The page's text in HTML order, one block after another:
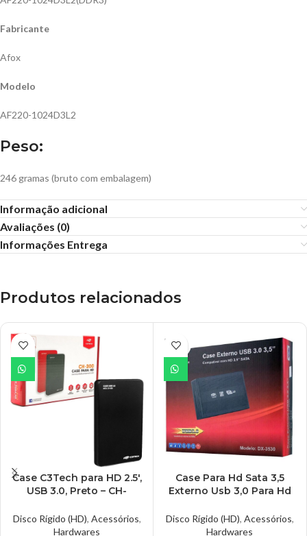
Fabricante
Afox
Modelo
AF220-1024D3L2
Peso:
246 gramas (bruto com embalagem)
Informação adicional
Avaliações (0)
Informações Entrega
Produtos relacionados
Case C3Tech para HD 2.5′,
USB 3.0, Preto – CH-
Disco Rígido (HD), Acessórios,
Hardwares
ESGO
TADO
Case Para Hd Sata 3,5
Externo Usb 3,0 Para Hd
Disco Rígido (HD), Acessórios,
Hardwares